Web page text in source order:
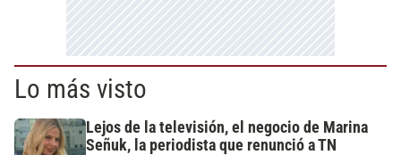
Lo más visto
Lejos de la televisión, el negocio de Marina
Señuk, la periodista que renunció a TN